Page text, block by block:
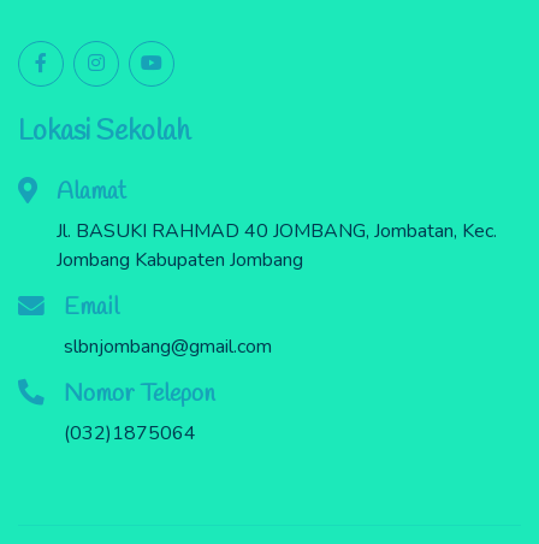
Lokasi Sekolah
Alamat
Jl. BASUKI RAHMAD 40 JOMBANG, Jombatan, Kec.
Jombang Kabupaten Jombang
Email
slbnjombang@gmail.com
Nomor Telepon
(032)1875064